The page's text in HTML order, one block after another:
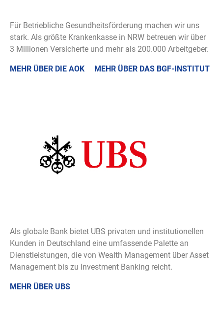
Für Betriebliche Gesundheitsförderung machen wir uns
stark. Als größte Krankenkasse in NRW betreuen wir über
3 Millionen Versicherte und mehr als 200.000 Arbeitgeber.
MEHR ÜBER DIE AOK MEHR ÜBER DAS BGF-INSTITUT
Als globale Bank bietet UBS privaten und institutionellen
Kunden in Deutschland eine umfassende Palette an
Dienstleistungen, die von Wealth Management über Asset
Management bis zu Investment Banking reicht.
MEHR ÜBER UBS